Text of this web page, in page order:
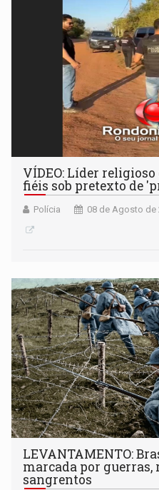
VÍDEO: Líder
fiéis sob pretexto de
Polícia 08 de Agosto de
LEVANTAMENTO:
marcada por
sangrentos